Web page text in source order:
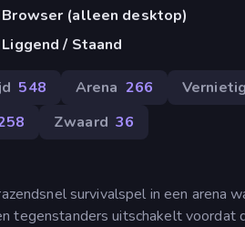
Browser (alleen desktop)
Liggend / Staand
548 Arena 266 Vernietig
Zwaard 36
survivalspel in een arena
tegenstanders uitschakelt voordat